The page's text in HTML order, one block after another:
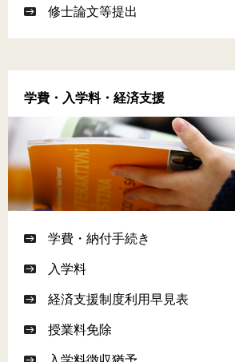
修士論文等提出
学費・入学料・経済支援
学費・納付手続き
入学料
経済支援制度利用早見表
授業料免除